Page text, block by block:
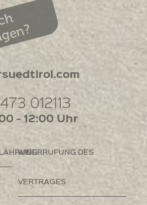
012113
- 12:00 Uhr
WIDERRUFUNG DES
VERTRAGES